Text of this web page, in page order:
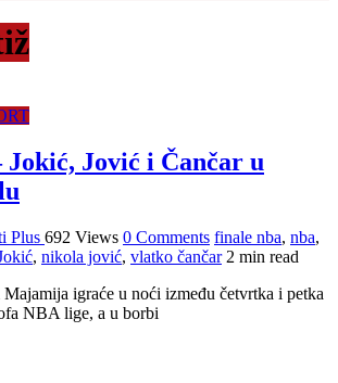
Јović i Čančar u
Plus 692 Views 0 Comments finale nba, nba,
, nikola jović, vlatko čančar 2 min read
igraće u noći između četvrtka i petka
NBA lige, a u borbi